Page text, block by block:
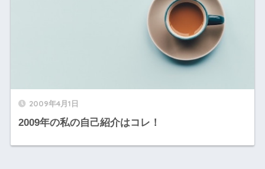
2009年4月1日
2009年の私の自己紹介はコレ！